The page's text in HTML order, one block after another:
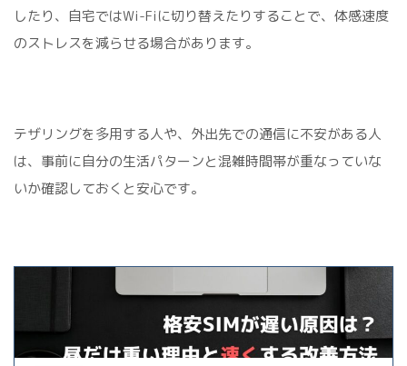
したり、自宅ではWi-Fiに切り替えたりすることで、体感速度
のストレスを減らせる場合があります。
テザリングを多用する人や、外出先での通信に不安がある人
は、事前に自分の生活パターンと混雑時間帯が重なっていな
いか確認しておくと安心です。